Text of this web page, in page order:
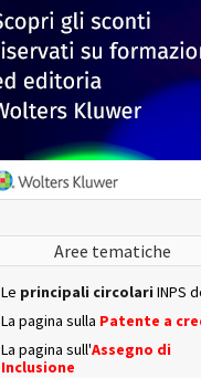
Aree tematiche
Le principali circolari INPS
La pagina sulla Patente a
La pagina sull'Assegno di
Inclusione